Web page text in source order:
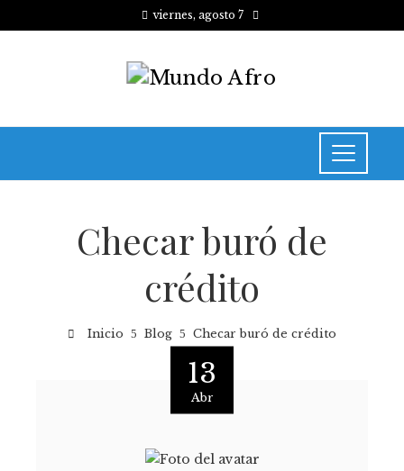
viernes, agosto 7
Checar buró de
crédito
Inicio Blog Checar buró de crédito
13
Abr